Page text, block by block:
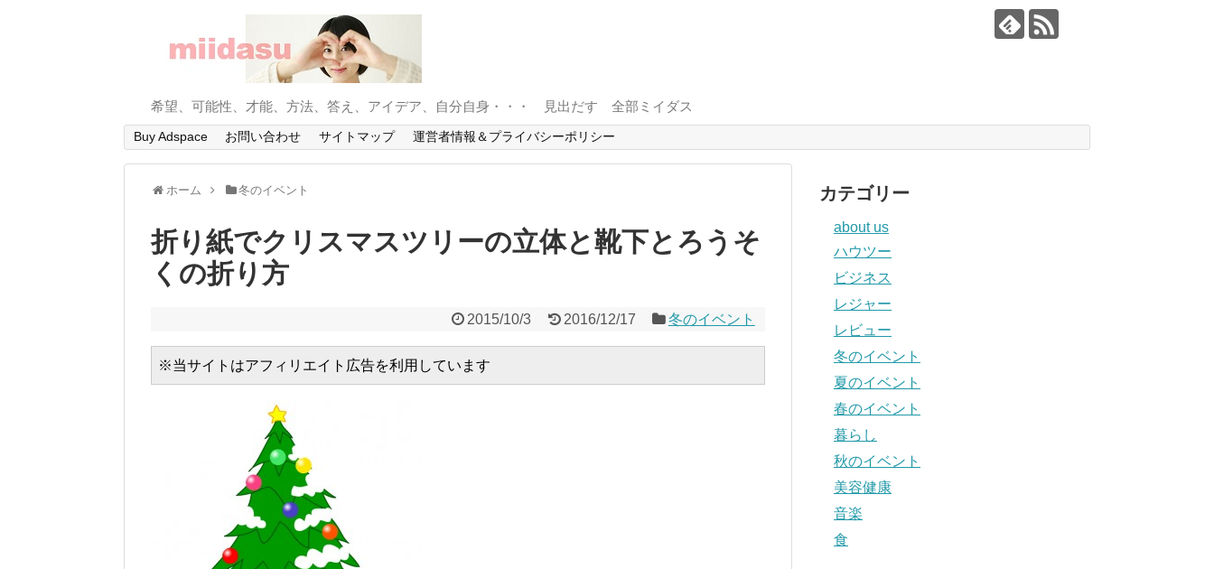
希望、可能性、才能、方法、答え、アイデア、自分自身・・・ 見出だす 全部ミイダス
Buy Adspace お問い合わせ サイトマップ 運営者情報＆プライバシーポリシー
ホーム 冬のイベント
折り紙でクリスマスツリーの立体と靴下とろうそ
くの折り方
2015/10/3 2016/12/17 冬のイベント
※当サイトはアフィリエイト広告を利用しています
カテゴリー
about us
ハウツー
ビジネス
レジャー
レビュー
冬のイベント
夏のイベント
春のイベント
暮らし
秋のイベント
美容健康
音楽
食